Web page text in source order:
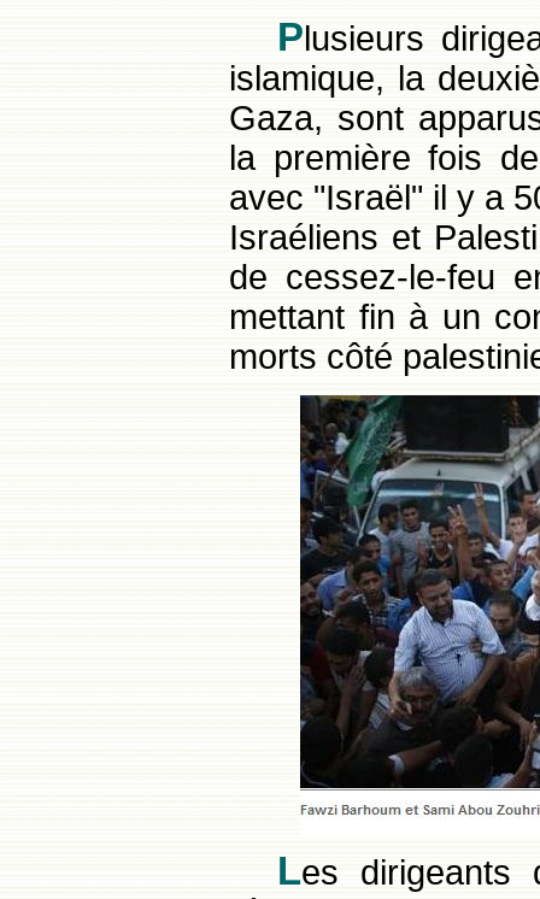
Plusieurs
islamique, la
Gaza, sont
la première fois
avec "Israël" il y a
Israéliens et
de cessez-le-feu
mettant fin à un
morts côté
Les dirigeants